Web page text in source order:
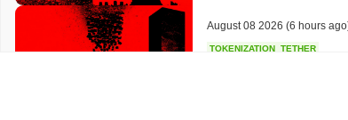
August 08 2026 (6 hours
TOKENIZATION TETHER